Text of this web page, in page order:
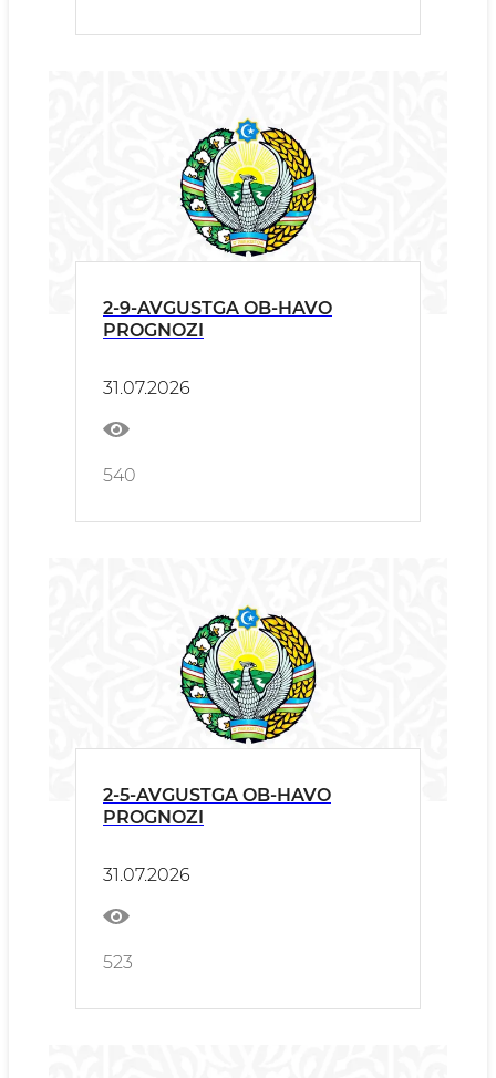
2-9-AVGUSTGA OB-HAVO
PROGNOZI
31.07.2026
540
2-5-AVGUSTGA OB-HAVO
PROGNOZI
31.07.2026
523